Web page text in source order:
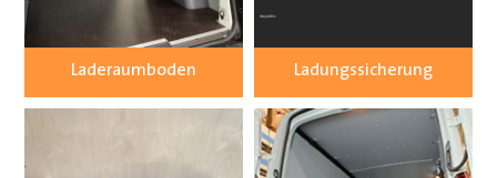
Laderaumboden Ladungssicherung